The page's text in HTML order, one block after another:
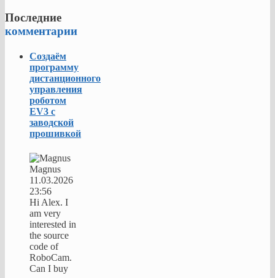
Последние
комментарии
Создаём
программу
дистанционного
управления
роботом
EV3 с
заводской
прошивкой
Magnus
11.03.2026
23:56
Hi Alex. I
am very
interested in
the source
code of
RoboCam.
Can I buy